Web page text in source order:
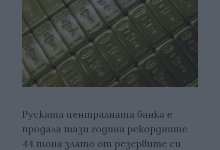
Руската централната банка е
продала тази година рекордните
44 тона злато от резервите си